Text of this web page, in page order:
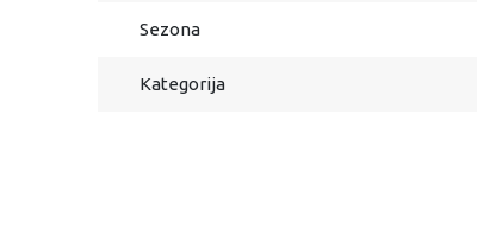
Sezona
Kategorija